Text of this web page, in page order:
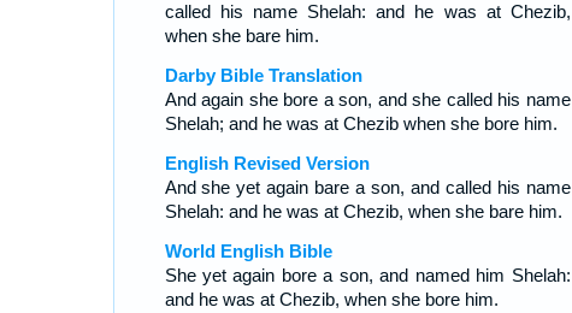
called his name Shelah: and he was at Chezib,
when she bare him.
Darby Bible Translation
And again she bore a son, and she called his name
Shelah; and he was at Chezib when she bore him.
English Revised Version
And she yet again bare a son, and called his name
Shelah: and he was at Chezib, when she bare him.
World English Bible
She yet again bore a son, and named him Shelah:
and he was at Chezib, when she bore him.